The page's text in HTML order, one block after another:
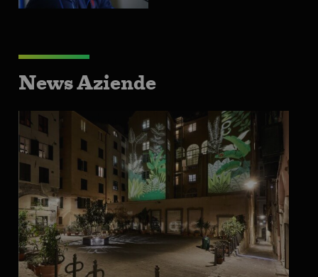
News Aziende